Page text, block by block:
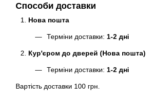
Способи доставки
Нова пошта
Терміни доставки: 1-2 дні
Кур'єром до дверей (Нова пошта)
Терміни доставки: 1-2 дні
Вартість доставки 100 грн.